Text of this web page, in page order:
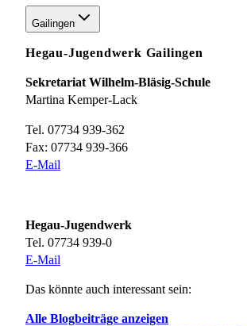
Gailingen
Hegau-Jugendwerk Gailingen
Sekretariat Wilhelm-Bläsig-Schule
Martina Kemper-Lack
Tel. 07734 939-362
Fax: 07734 939-366
E-Mail
Hegau-Jugendwerk
Tel. 07734 939-0
E-Mail
Das könnte auch interessant sein:
Alle Blogbeiträge anzeigen